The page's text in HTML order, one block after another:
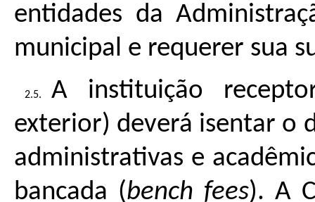
entidades da
municipal e requerer sua
A instituição
exterior) deverá isentar o
administrativas e
bancada (bench fees). A